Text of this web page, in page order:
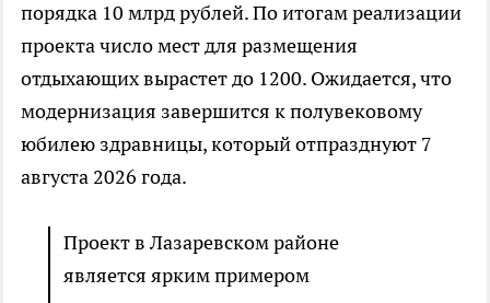
порядка 10 млрд рублей. По итогам реализации
проекта число мест для размещения
отдыхающих вырастет до 1200. Ожидается, что
модернизация завершится к полувековому
юбилею здравницы, который отпразднуют 7
августа 2026 года.
Проект в Лазаревском районе
является ярким примером